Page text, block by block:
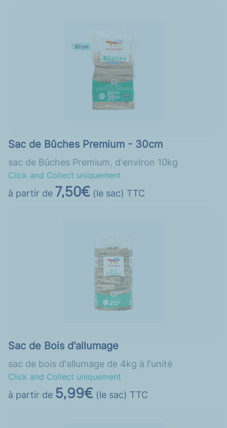
Sac de Bûches Premium - 30cm
sac de Bûches Premium, d'environ 10kg
Click and Collect uniquement
à partir de 7,50€ (le sac) TTC
Sac de Bois d'allumage
sac de bois d'allumage de 4kg à l'unité
Click and Collect uniquement
à partir de 5,99€ (le sac) TTC